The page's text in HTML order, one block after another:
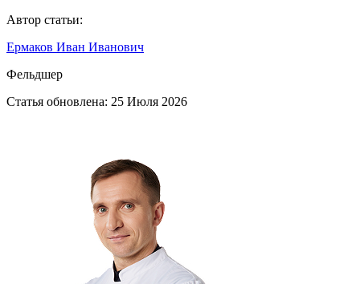
Автор статьи:
Ермаков Иван Иванович
Фельдшер
Статья обновлена: 25 Июля 2026